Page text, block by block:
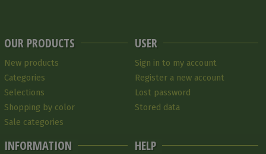
OUR PRODUCTS
New products
Categories
Selections
Shopping by color
Sale categories
INFORMATION
USER
Sign in to my account
Register a new account
Lost password
Stored data
HELP